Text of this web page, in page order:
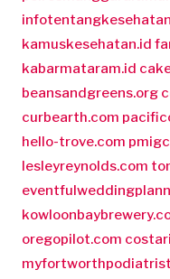
kamuskesehatan.id
kabarmataram.id
beansandgreens.org
curbearth.com
hello-trove.com
lesleyreynolds.com
oregopilot.com